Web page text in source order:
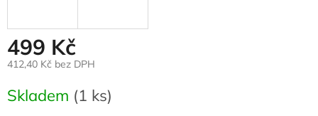
499 Kč
412,40 Kč bez DPH
cena:
Skladem (1 ks)